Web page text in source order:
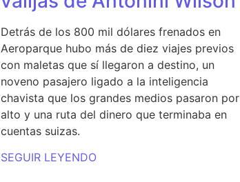
Detrás de los 800 mil dólares frenados en
Aeroparque hubo más de diez viajes previos
con maletas que sí llegaron a destino, un
noveno pasajero ligado a la inteligencia
chavista que los grandes medios pasaron por
alto y una ruta del dinero que terminaba en
cuentas suizas.
SEGUIR LEYENDO